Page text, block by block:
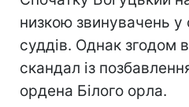
низкою звинувачень у
суддів. Однак згодом
скандал із
ордена Білого орла.